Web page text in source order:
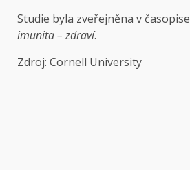
Studie byla zveřejněna v časopise
imunita – zdraví.
Zdroj: Cornell University